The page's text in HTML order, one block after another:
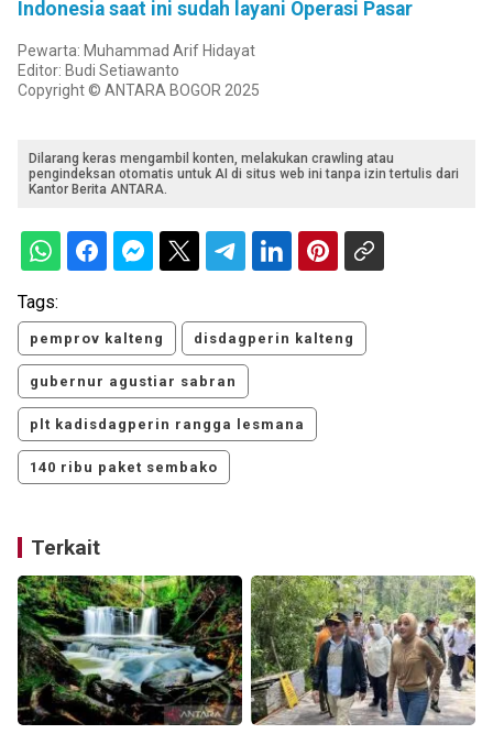
Indonesia saat ini sudah layani Operasi Pasar
Pewarta: Muhammad Arif Hidayat
Editor: Budi Setiawanto
Copyright © ANTARA BOGOR 2025
Dilarang keras mengambil konten, melakukan crawling atau
pengindeksan otomatis untuk AI di situs web ini tanpa izin tertulis dari
Kantor Berita ANTARA.
Tags:
pemprov kalteng disdagperin kalteng
gubernur agustiar sabran
plt kadisdagperin rangga lesmana
140 ribu paket sembako
Terkait